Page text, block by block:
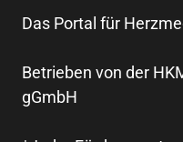
Das Portal für
Betrieben von der
gGmbH